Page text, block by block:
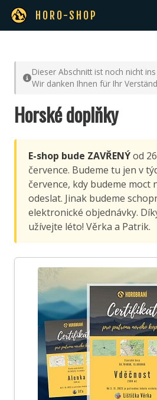
HORO-SHOP
Dieser Abschnitt ist noch nicht
Wir danken Ihnen für Ihr
Horské doplňky
E-shop bude ZAVŘENÝod
července. Budeme tu jen v
července, kdy budeme moct
odeslat. Jinak budeme
elektronické objednávky.
užívejte léto! Věrka a Patrik.